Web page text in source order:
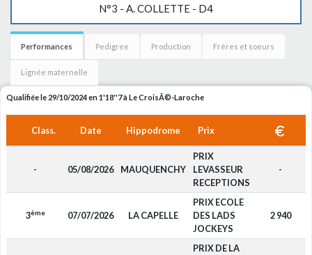
N°3 - A. COLLETTE - D4
Performances Pedigree Production Frères et soeurs
Lignée maternelle
Qualifiée le 29/10/2024 en 1'18''7 à Le CroisÃ©-Laroche
Class. Date Hippodrome Prix
- 05/08/2026 MAUQUENCHY
PRIX
LEVASSEUR
RECEPTIONS
-
3ème 07/07/2026 LA CAPELLE
PRIX ECOLE
DES LADS
JOCKEYS
2 940
PRIX DE LA